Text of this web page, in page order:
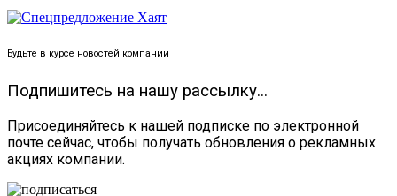
Будьте в курсе новостей компании
Подпишитесь на нашу рассылку...
Присоединяйтесь к нашей подписке по электронной
почте сейчас, чтобы получать обновления о рекламных
акциях компании.